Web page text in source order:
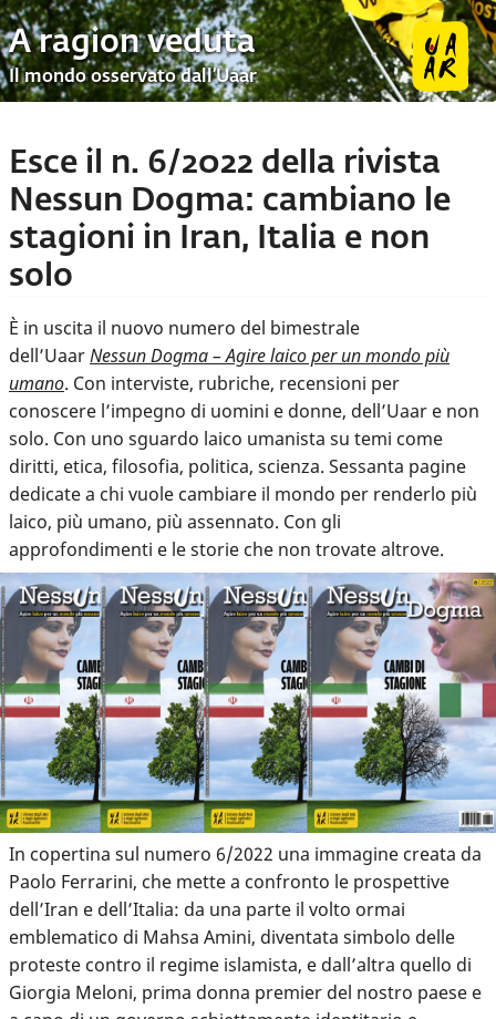
A ragion veduta
Il mondo osservato dall’Uaar
Esce il n. 6/2022 della rivista
Nessun Dogma: cambiano le
stagioni in Iran, Italia e non
solo
È in uscita il nuovo numero del bimestrale
dell’UaarNessun Dogma – Agire laico per un mondo più
umano. Con interviste, rubriche, recensioni per
conoscere l’impegno di uomini e donne, dell’Uaar e non
solo. Con uno sguardo laico umanista su temi come
diritti, etica, filosofia, politica, scienza. Sessanta pagine
dedicate a chi vuole cambiare il mondo per renderlo più
laico, più umano, più assennato. Con gli
approfondimenti e le storie che non trovate altrove.
In copertina sul numero 6/2022 una immagine creata da
Paolo Ferrarini, che mette a confronto le prospettive
dell’Iran e dell’Italia: da una parte il volto ormai
emblematico di Mahsa Amini, diventata simbolo delle
proteste contro il regime islamista, e dall’altra quello di
Giorgia Meloni, prima donna premier del nostro paese e